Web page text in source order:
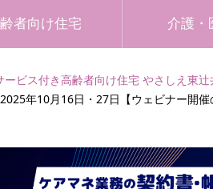
者向け住宅 介護・
ービス付き高齢者向け住宅 やさしえ東辻
年10月16日・27日【ウェビナー開催